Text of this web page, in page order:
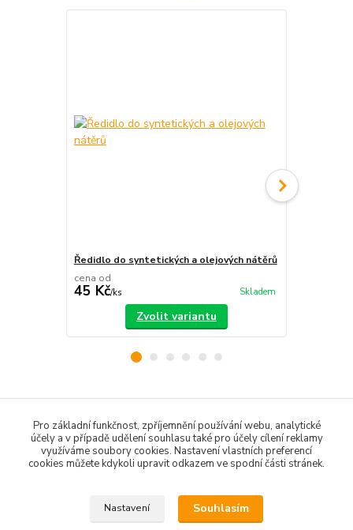
Ředidlo do syntetických a olejových nátěrů
cena od
45 Kč/ks Skladem
Zvolit variantu
Barvy na dřevo
Barvy na kov
Pro základní funkčnost, zpříjemnění používání webu, analytické
účely a v případě udělení souhlasu také pro účely cílení reklamy
využíváme soubory cookies. Nastavení vlastních preferencí
cookies můžete kdykoli upravit odkazem ve spodní části stránek.
Nastavení Souhlasím